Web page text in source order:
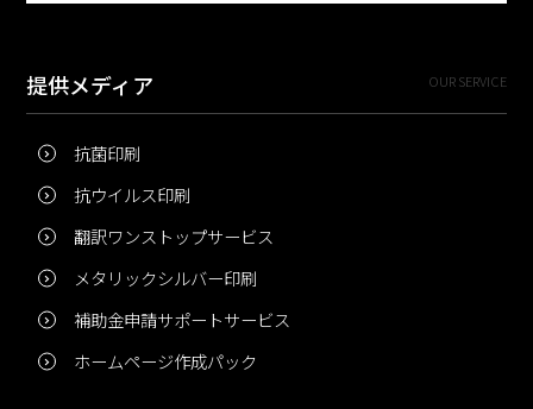
提供メディア OUR SERVICE
抗菌印刷
抗ウイルス印刷
翻訳ワンストップサービス
メタリックシルバー印刷
補助金申請サポートサービス
ホームページ作成パック